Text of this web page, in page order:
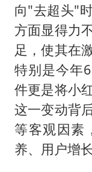
向"去超头"
方面显得力
足，使其在
特别是今年
件更是将小
这一变动背
等客观因素
养、用户增